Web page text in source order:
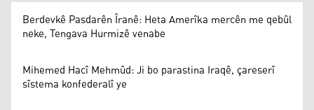
Berdevkê Pasdarên Îranê: Heta Amerîka mercên me qebûl
neke, Tengava Hurmizê venabe
Mihemed Hacî Mehmûd: Ji bo parastina Iraqê, çareserî
sîstema konfederalî ye